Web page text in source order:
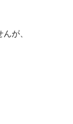
が、